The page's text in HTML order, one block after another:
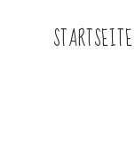
STARTSEITE